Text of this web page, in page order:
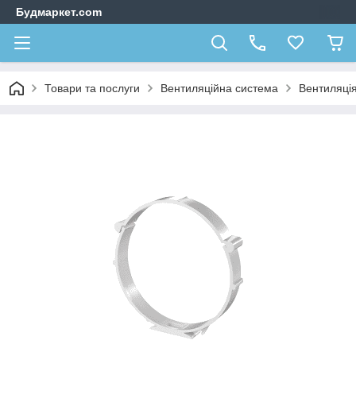
Будмаркет.com
Товари та послуги Вентиляційна система